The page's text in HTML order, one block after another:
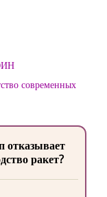
современных
отказывает
ракет?